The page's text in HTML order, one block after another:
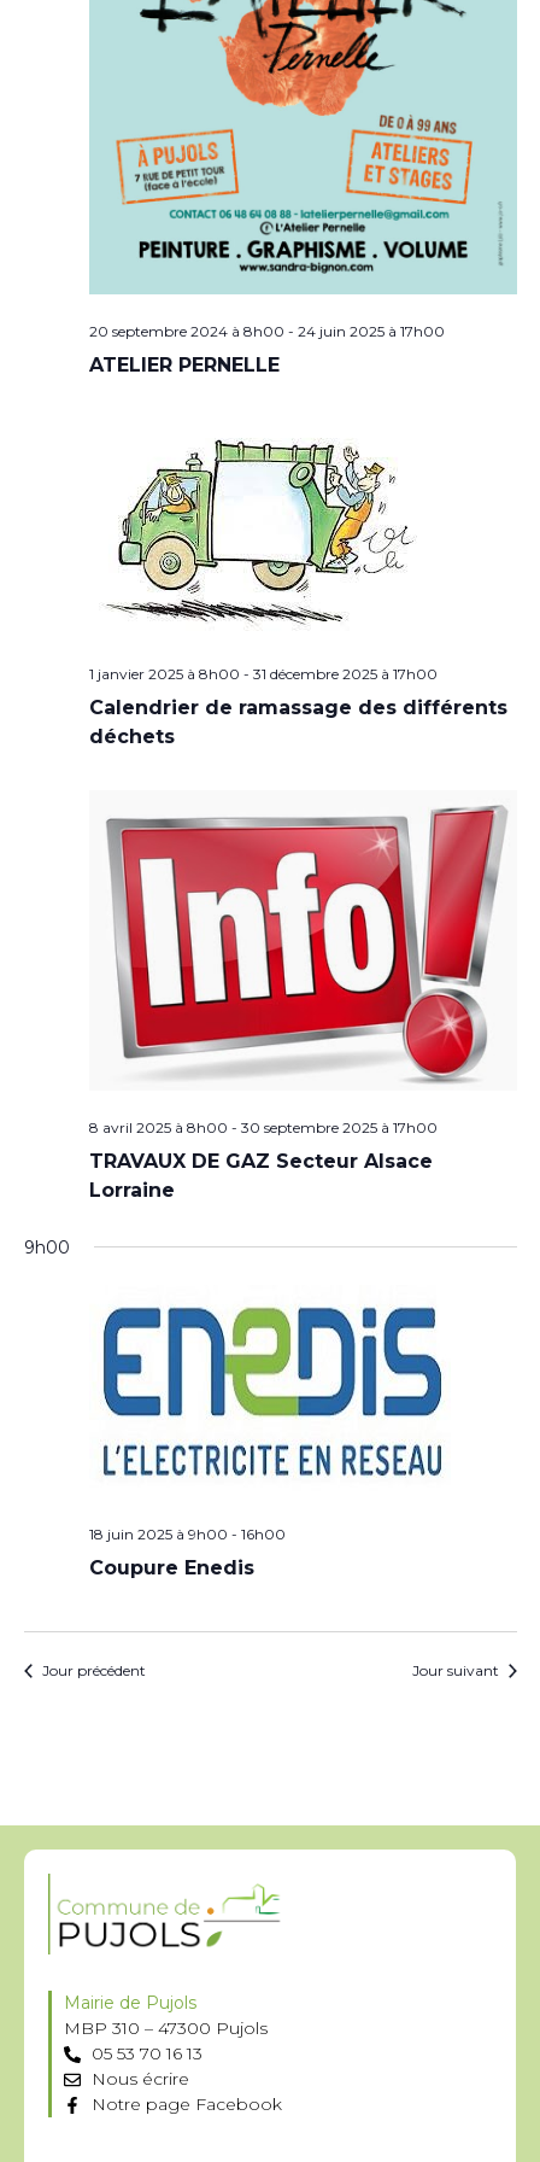
20 septembre 2024 à 8h00 - 24 juin 2025 à 17h00
ATELIER PERNELLE
1 janvier 2025 à 8h00 - 31 décembre 2025 à 17h00
Calendrier de ramassage des différents
déchets
8 avril 2025 à 8h00 - 30 septembre 2025 à 17h00
TRAVAUX DE GAZ Secteur Alsace
Lorraine
9h00
18 juin 2025 à 9h00 - 16h00
Coupure Enedis
Jour précédent Jour suivant
Mairie de Pujols
MBP 310 – 47300 Pujols
05 53 70 16 13
Nous écrire
Notre page Facebook